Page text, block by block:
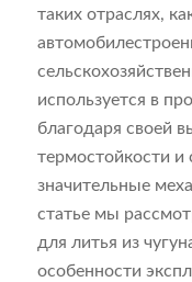
таких отраслях,
используется в
благодаря своей
термостойкости
значительные
статье мы
для литья из
особенности